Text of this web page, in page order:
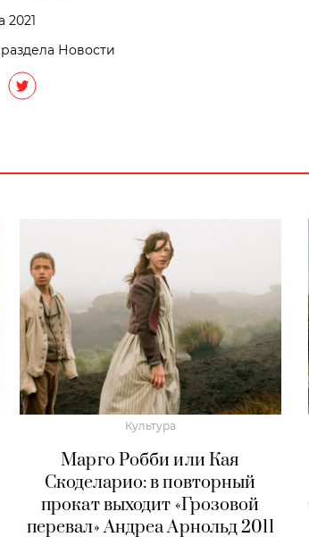
2021
Новости
Культура
Марго Робби или Кая
Скоделарио: в повторный
прокат выходит «Грозовой
перевал» Андреа Арнольд 2011